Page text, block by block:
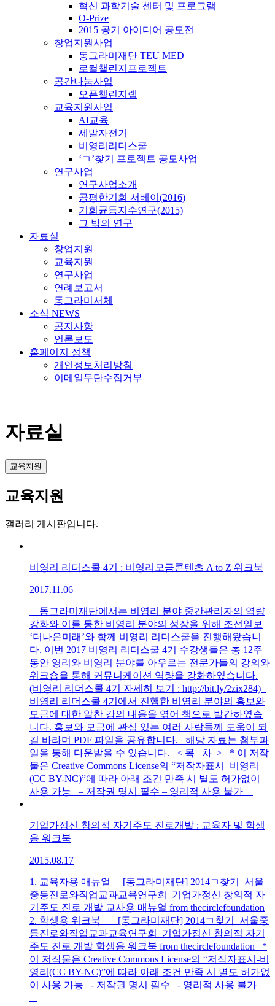
혁신 과학기술 센터 및 프로그램
O-Prize
2015 공기 아이디어 공모전
창업지원사업
동그라미재단 TEU MED
로컬챌린지프로젝트
공간나눔사업
오픈챌린지랩
교육지원사업
AI교육
세발자전거
비영리리더스쿨
‘ㄱ’찾기 프로젝트 공모사업
연구사업
연구사업소개
공평한기회 서베이(2016)
기회균등지수연구(2015)
그 밖의 연구
자료실
창업지원
교육지원
연구사업
연례보고서
동그라미서체
소식 NEWS
공지사항
언론보도
홈페이지 정책
개인정보처리방침
이메일무단수집거부
자료실
교육지원
교육지원
갤러리 게시판입니다.
비영리 리더스쿨 4기 : 비영리모금콘텐츠 A to Z 워크북
2017.11.06
동그라미재단에서는 비영리 분야 중간관리자의 역량
강화와 이를 통한 비영리 분야의 성장을 위해 조선일보
‘더나은미래’와 함께 비영리 리더스쿨을 진행해왔습니
다. 이번 2017 비영리 리더스쿨 4기 수강생들은 총 12주
동안 영리와 비영리 분야를 아우르는 전문가들의 강의와
워크숍을 통해 커뮤니케이션 역량을 강화하였습니다.
(비영리 리더스쿨 4기 자세히 보기 : http://bit.ly/2zix284)
비영리 리더스쿨 4기에서 진행한 비영리 분야의 홍보와
모금에 대한 알찬 강의 내용을 엮어 책으로 발간하였습
니다. 홍보와 모금에 관심 있는 여러 사람들께 도움이 되
길 바라며 PDF 파일을 공유합니다. 해당 자료는 첨부파
일을 통해 다운받을 수 있습니다. < 목 차 > * 이 저작
물은 Creative Commons License의 “저작자표시–비영리
(CC BY-NC)”에 따라 아래 조건 만족 시 별도 허가없이
사용 가능 – 저작권 명시 필수 – 영리적 사용 불가
기업가정신 창의적 자기주도 진로개발 : 교육자 및 학생
용 워크북
2015.08.17
1. 교육자용 매뉴얼 [동그라미재단] 2014ㄱ찾기_서울
중등진로와직업교과교육연구회_기업가정신 창의적 자
기주도 진로 개발 교사용 매뉴얼 from thecirclefoundation
2. 학생용 워크북 [동그라미재단] 2014ㄱ찾기_서울중
등진로와직업교과교육연구회_기업가정신 창의적 자기
주도 진로 개발 학생용 워크북 from thecirclefoundation *
이 저작물은 Creative Commons License의 “저작자표시-비
영리(CC BY-NC)”에 따라 아래 조건 만족 시 별도 허가없
이 사용 가능 - 저작권 명시 필수 - 영리적 사용 불가